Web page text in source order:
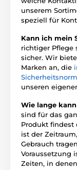
unserem
speziell für
Kann ich mein
richtiger Pflege
sicher. Wir
Marken an, die
unseren
Wie lange
sind für das
Produkt findest
ist der
Gebrauch
Voraussetzung
Zeiten, in